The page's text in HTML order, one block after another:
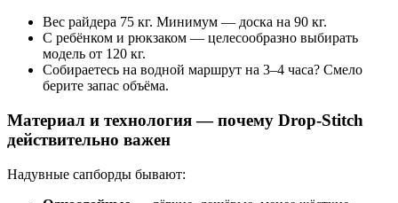
Вес райдера 75 кг. Минимум — доска на 90 кг.
С ребёнком и рюкзаком — целесообразно выбирать
модель от 120 кг.
Собираетесь на водной маршрут на 3–4 часа? Смело
берите запас объёма.
Материал и технология — почему Drop-Stitch
действительно важен
Надувные сапборды бывают: